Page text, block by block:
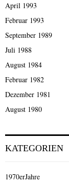
April 1993
Februar 1993
September 1989
Juli 1988
August 1984
Februar 1982
Dezember 1981
August 1980
KATEGORIEN
1970erJahre